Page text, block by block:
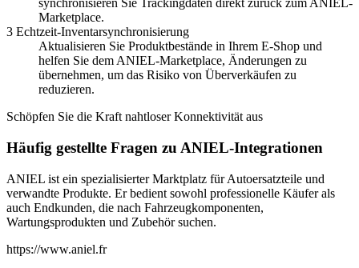
synchronisieren Sie Trackingdaten direkt zurück zum ANIEL-
Marketplace.
3 Echtzeit-Inventarsynchronisierung
Aktualisieren Sie Produktbestände in Ihrem E-Shop und
helfen Sie dem ANIEL-Marketplace, Änderungen zu
übernehmen, um das Risiko von Überverkäufen zu
reduzieren.
Schöpfen Sie die Kraft nahtloser Konnektivität aus
Häufig gestellte Fragen zu ANIEL-Integrationen
ANIEL ist ein spezialisierter Marktplatz für Autoersatzteile und
verwandte Produkte. Er bedient sowohl professionelle Käufer als
auch Endkunden, die nach Fahrzeugkomponenten,
Wartungsprodukten und Zubehör suchen.
https://www.aniel.fr